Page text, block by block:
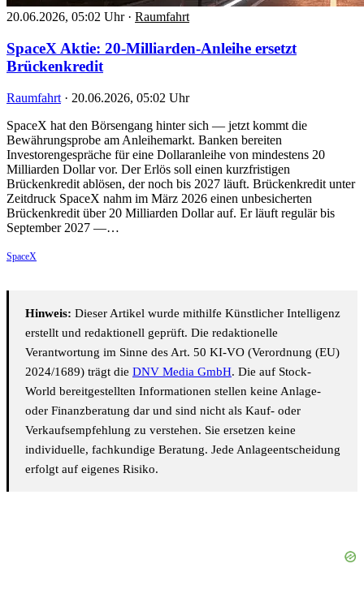
20.06.2026, 05:02 Uhr · Raumfahrt
SpaceX Aktie: 20-Milliarden-Anleihe ersetzt
Brückenkredit
Raumfahrt · 20.06.2026, 05:02 Uhr
SpaceX hat den Börsengang hinter sich — jetzt kommt die
Bewährungsprobe am Anleihemarkt. Banken bereiten
Investorengespräche für eine Dollaranleihe von mindestens 20
Milliarden Dollar vor. Der Erlös soll einen kurzfristigen
Brückenkredit ablösen, der noch bis 2027 läuft. Brückenkredit unter
Zeitdruck SpaceX nahm im März 2026 einen unbesicherten
Brückenkredit über 20 Milliarden Dollar auf. Er läuft regulär bis
September 2027 —…
SpaceX
Hinweis: Dieser Artikel wurde mithilfe Künstlicher Intelligenz
erstellt und redaktionell geprüft. Die redaktionelle
Verantwortung im Sinne des Art. 50 KI-VO (Verordnung (EU)
2024/1689) trägt die DNV Media GmbH. Die auf Stock-
World bereitgestellten Informationen stellen keine Anlage-
oder Finanzberatung dar und sind nicht als Kauf- oder
Verkaufsempfehlung zu verstehen. Sie ersetzen keine
individuelle, fachkundige Beratung. Jede Anlageentscheidung
erfolgt auf eigenes Risiko.